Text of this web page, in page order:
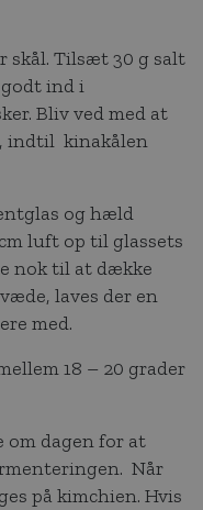
skål. Tilsæt 30 g salt
godt ind i
Bliv ved med at
indtil kinakålen
og hæld
luft op til glassets
nok til at dække
laves der en
med.
18 – 20 grader
om dagen for at
Når
på kimchien. Hvis